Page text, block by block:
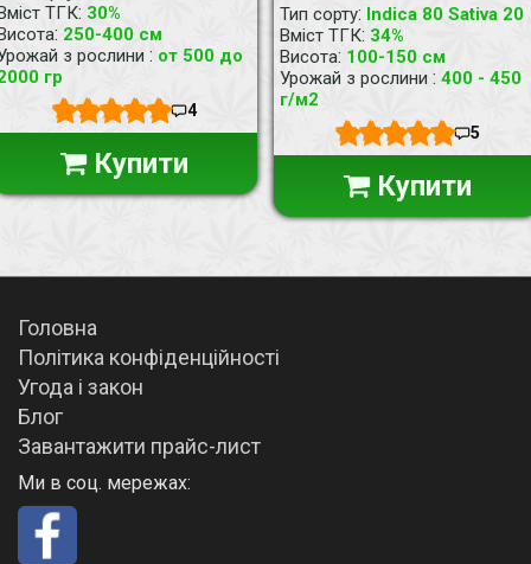
ТГК: 30%
: 250-400 см
з рослини : от 500 до
гр
4
Купити
Тип сорту: Indica 80 Sativa 20
Вміст ТГК: 34%
Висота: 100-150 см
Урожай з рослини : 400 - 450
г/м2
5
Купити
Головна
Політика конфіденційності
Угода і закон
Блог
Завантажити прайс-лист
Ми в соц. мережах: